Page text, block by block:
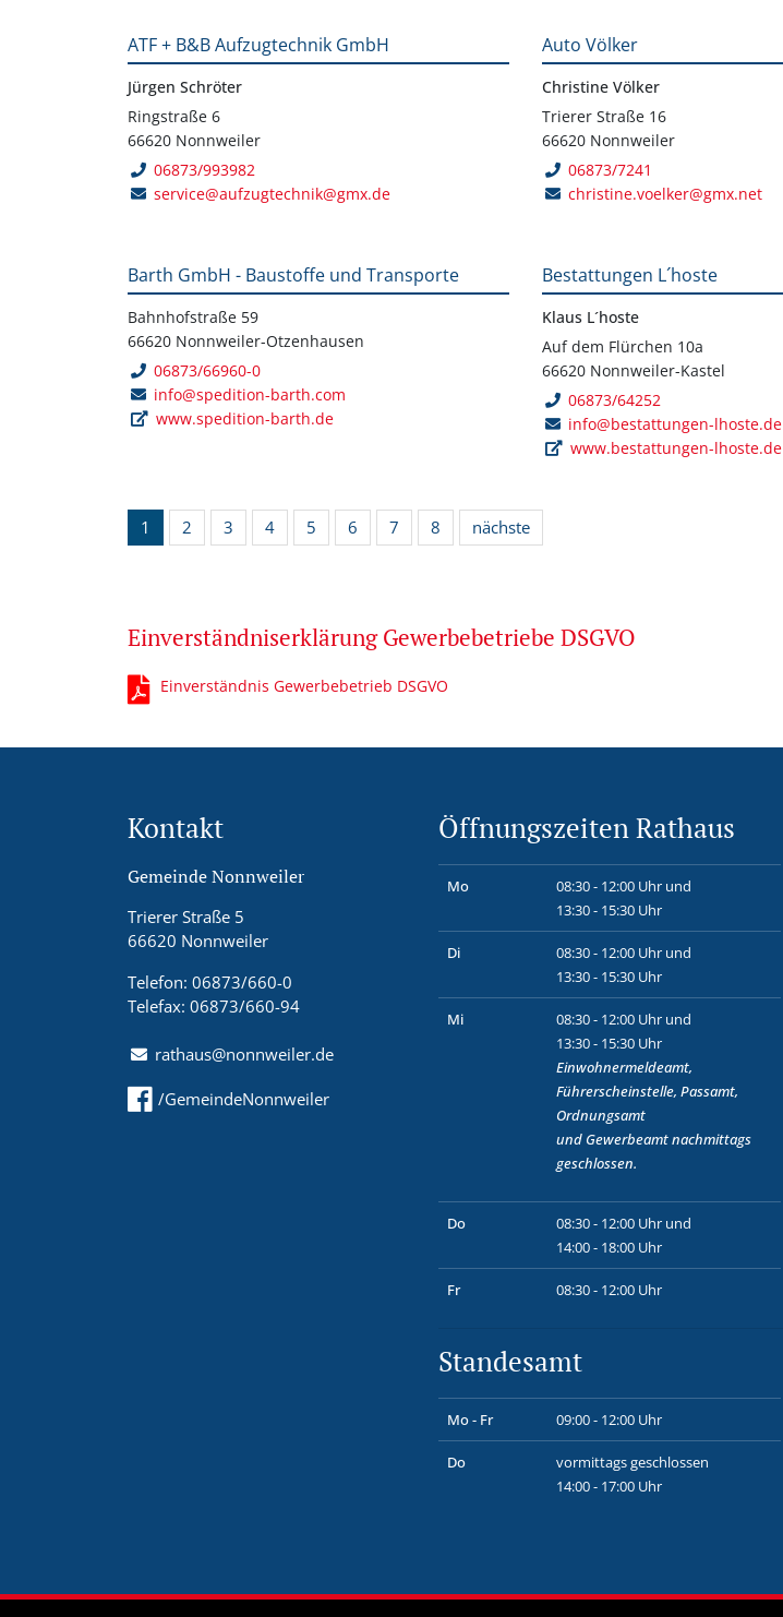
ATF + B&B Aufzugtechnik GmbH
Jürgen Schröter
Ringstraße 6
66620 Nonnweiler
06873/993982
service@aufzugtechnik@gmx.de
Auto Völker
Christine Völker
Trierer Straße 16
66620 Nonnweiler
06873/7241
christine.voelker@gmx.net
Barth GmbH - Baustoffe und Transporte
Bahnhofstraße 59
66620 Nonnweiler-Otzenhausen
06873/66960-0
info@spedition-barth.com
www.spedition-barth.de
Bestattungen L´hoste
Klaus L´hoste
Auf dem Flürchen 10a
66620 Nonnweiler-Kastel
06873/64252
info@bestattungen-lhoste.de
www.bestattungen-lhoste.de
1 2 3 4 5 6 7 8 nächste
Einverständniserklärung Gewerbebetriebe DSGVO
Einverständnis Gewerbebetrieb DSGVO
Kontakt
Gemeinde Nonnweiler
Trierer Straße 5
66620 Nonnweiler
Telefon: 06873/660-0
Telefax: 06873/660-94
rathaus@nonnweiler.de
/GemeindeNonnweiler
Öffnungszeiten Rathaus
Mo
08:30 - 12:00 Uhr und
13:30 - 15:30 Uhr
Di
08:30 - 12:00 Uhr und
13:30 - 15:30 Uhr
Mi
08:30 - 12:00 Uhr und
13:30 - 15:30 Uhr
Einwohnermeldeamt,
Führerscheinstelle, Passamt,
Ordnungsamt
und Gewerbeamtnachmittags
geschlossen.
Do
08:30 - 12:00 Uhr und
14:00 - 18:00 Uhr
Fr 08:30 - 12:00 Uhr
Standesamt
Mo - Fr 09:00 - 12:00 Uhr
Do
vormittags geschlossen
14:00 - 17:00 Uhr